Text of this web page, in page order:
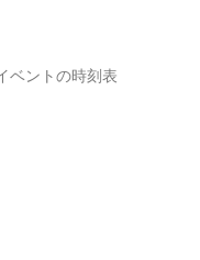
ベントの時刻表